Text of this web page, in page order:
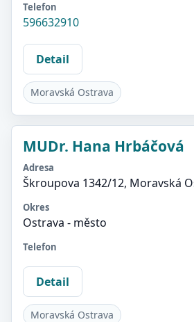
Telefon
596632910
Detail
Moravská Ostrava
MUDr. Hana Hrbáčová
Adresa
Škroupova 1342/12, Moravská
Okres
Ostrava - město
Telefon
Detail
Moravská Ostrava